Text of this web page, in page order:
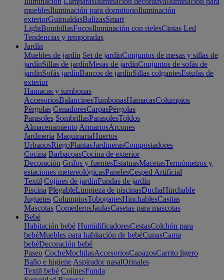
mueblesIluminación para dormitorioIluminación
exteriorGuirnaldasBalizasSmart
LightBombillasFocosIluminación con rielesCintas Led
Tendencias y temporadas
Jardín
Muebles de jardín Set de jardínConjuntos de mesas y sillas de
jardínSillas de jardínMesas de jardínConjuntos de sofás de
jardínSofás jardínBancos de jardínSillas colgantesEstufas de
exterior
Hamacas y tumbonas
AccesoriosBalancinesTumbonasHamacasColumpios
Pérgolas CenadoresCarpasPérgolas
Parasoles SombrillasParasolesToldos
Almacenamiento ArmariosArcones
Jardinería MaquinariaHuertos
UrbanosRiegoPlantasJardinerasCompostadores
Cocina BarbacoasCocina de exterior
Decoración Grifos y fuentesEstatuasMacetasTermómetros y
estaciones metereológicasPanelesCesped Artificial
Textil Cojines de jardínFundas de jardín
Piscina PlegableLimpieza de piscinasDuchaHinchable
Juguetes ColumpiosToboganesHinchablesCasitas
Mascotas ComederosJaulasCasetas para mascotas
Bebé
Habitación bebé HumidificadoresCestasColchón para
bebéMuebles para habitación de bebéCunasCama
bebéDecoración bebé
Paseo CocheMochilasAccesoriosCapazosCarrito ligero
Baño e higiene Aspirador nasalOrinales
Textil bebé CojinesFunda